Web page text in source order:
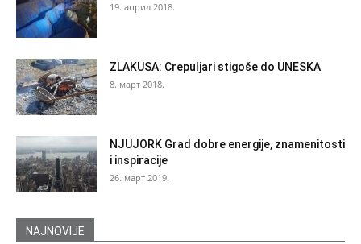
19. април 2018.
ZLAKUSA: Crepuljari stigoše do UNESKA
8. март 2018.
NJUJORK Grad dobre energije, znamenitosti
i inspiracije
26. март 2019.
NAJNOVIJE